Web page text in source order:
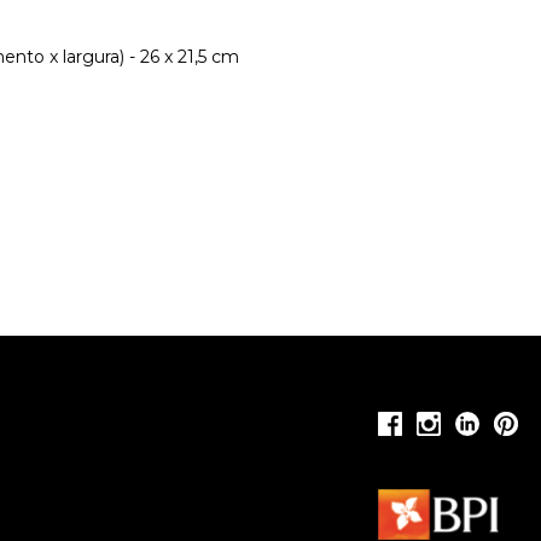
x largura) - 26 x 21,5 cm